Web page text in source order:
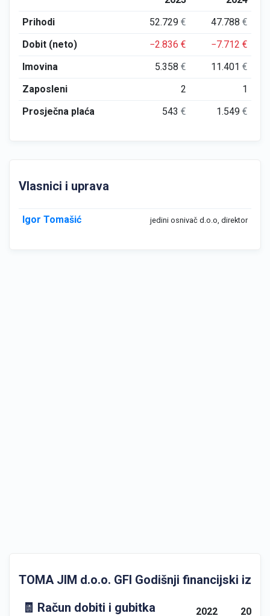
Prihodi
52.729€ 47.788€
Dobit (neto)
−2.836€ −7.712€
Imovina
5.358€ 11.401€
Zaposleni
2
1
Prosječna plaća
543€ 1.549€
Vlasnici i uprava
Igor Tomašić jedini osnivač d.o.o, direktor
TOMA JIM d.o.o. GFI Godišnji financijski
🧾 Račun dobiti i gubitka
2022 2023